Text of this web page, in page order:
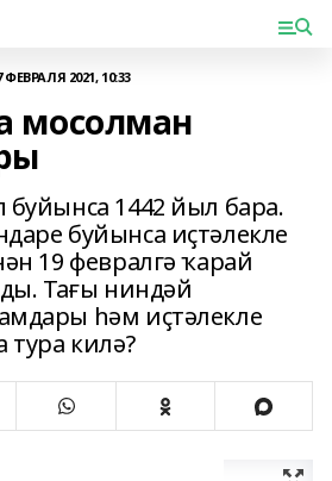
ФЕВРАЛЯ 2021, 10:33
мосолман
1442 йыл бара.
буйынса иҫтәлекле
19 февралгә ҡарай
Тағы ниндәй
һәм иҫтәлекле
тура килә?